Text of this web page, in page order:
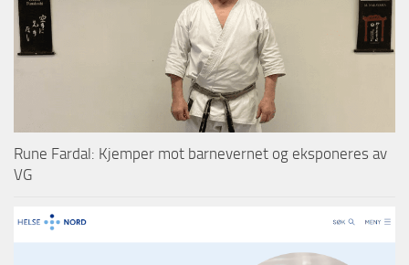
Rune Fardal: Kjemper mot barnevernet og eksponeres av
VG